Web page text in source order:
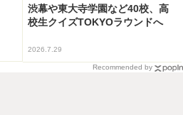
渋幕や東大寺学園など40校、高
校生クイズTOKYOラウンドへ
2026.7.29
Recommended by